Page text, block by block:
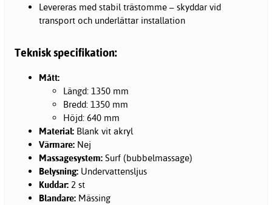
Levereras med stabil trästomme – skyddar vid
transport och underlättar installation
Teknisk specifikation:
Mått:
Längd: 1350 mm
Bredd: 1350 mm
Höjd: 640 mm
Material: Blank vit akryl
Värmare: Nej
Massagesystem: Surf (bubbelmassage)
Belysning: Undervattensljus
Kuddar: 2 st
Blandare: Mässing